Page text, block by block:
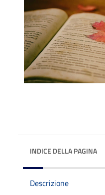
INDICE DELLA PAGINA
Descrizione